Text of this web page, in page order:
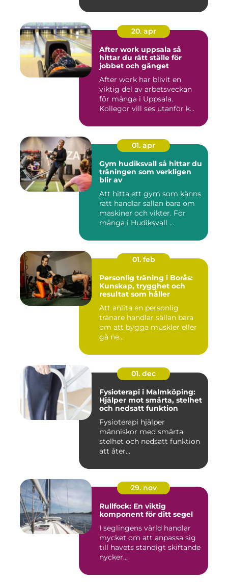
20. apr
After work uppsala så
hittar du rätt ställe för
jobbet och gänget
After work har blivit en
viktig del av arbetsveckan
för många i Uppsala.
Kollegor vill ses utanför k...
01. apr
Gym hudiksvall så hittar du
träningen som verkligen
blir av
Att hitta ett gym som känns
rätt handlar sällan bara om
maskiner och vikter. För
många i Hudiksvall ...
01. feb
Personlig träning i Borås:
Kunskap, trygghet och
resultat som håller
Att anlita en personlig
tränare handlar sällan bara
om att bygga muskler eller
gå ne...
01. dec
Fysioterapi i Malmköping:
Hjälper mot smärta, stelhet
och nedsatt funktion
Fysioterapi hjälper
människor med smärta,
stelhet och nedsatt funktion
att åter...
29. nov
Rullfock: En viktig
komponent för ditt segel
I seglingens värld handlar
mycket om att anpassa sig
till havets ständigt skiftande
nycker...